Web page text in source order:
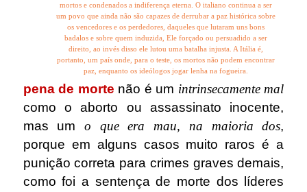
mortos e condenados a indiferença eterna. O italiano continua a ser
um povo que ainda não são capazes de derrubar a paz histórica sobre
os vencedores e os perdedores, daqueles que lutaram uns bons
badalos e sobre quem induzida, Ele forçado ou persuadido a ser
direito, ao invés disso ele lutou uma batalha injusta. A Itália é,
portanto, um país onde, para o teste, os mortos não podem encontrar
paz, enquanto os ideólogos jogar lenha na fogueira.
pena de morte não é um intrinsecamente mal
como o aborto ou assassinato inocente,
mas umo que era mau, na maioria dos,
porque em alguns casos muito raros é a
punição correta para crimes graves demais,
como foi a sentença de morte dos líderes